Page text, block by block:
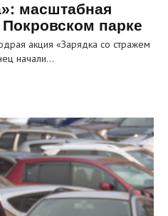
масштабная
парке
акция «Зарядка со стражем
начали…